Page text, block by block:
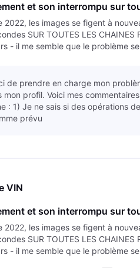
et son interrompu sur
les images se figent à
SUR TOUTES LES CHAINES
- il me semble que le problème
de prendre en charge mon
mon profil. Voici mes
: 1) Je ne sais si des opérations
prévu
VIN
et son interrompu sur
les images se figent à
SUR TOUTES LES CHAINES
- il me semble que le problème